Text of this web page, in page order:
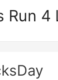
Run 4